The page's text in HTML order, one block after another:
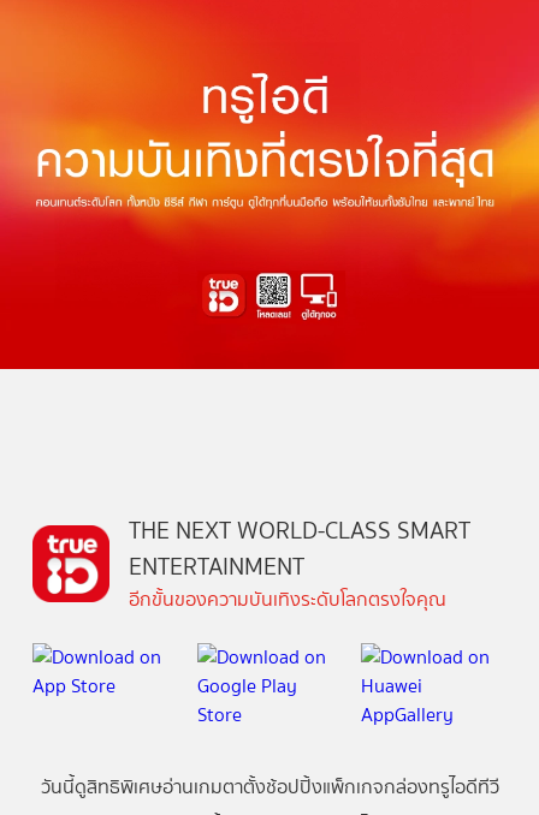
THE NEXT WORLD-CLASS SMART
ENTERTAINMENT
อีกขั้นของความบันเทิงระดับโลกตรงใจคุณ
วันนี้ดูสิทธิพิเศษอ่านเกมตาตั้งช้อปปิ้งแพ็กเกจกล่องทรูไอดีทีวี